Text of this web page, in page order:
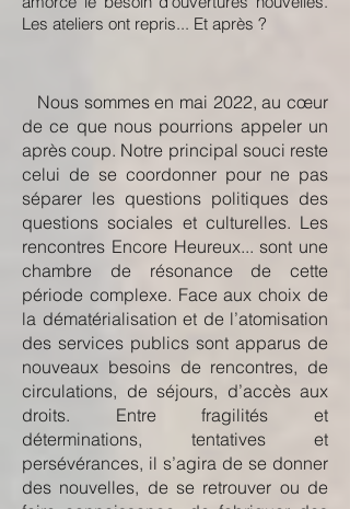
Les ateliers ont repris... Et après ?
Nous sommes en mai 2022, au cœur
de ce que nous pourrions appeler un
après coup. Notre principal souci reste
celui de se coordonner pour ne pas
séparer les questions politiques des
questions sociales et culturelles. Les
rencontres Encore Heureux... sont une
chambre de résonance de cette
période complexe. Face aux choix de
la dématérialisation et de l’atomisation
des services publics sont apparus de
nouveaux besoins de rencontres, de
circulations, de séjours, d’accès aux
droits. Entre fragilités et
déterminations, tentatives et
persévérances, il s’agira de se donner
des nouvelles, de se retrouver ou de